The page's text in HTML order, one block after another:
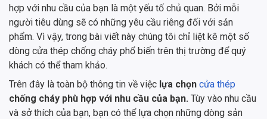
hợp với nhu cầu của bạn là một yếu tố chủ quan. Bởi mỗi
người tiêu dùng sẽ có những yêu cầu riêng đối với sản
phẩm. Vì vậy, trong bài viết này chúng tôi chỉ liệt kê một số
dòng cửa thép chống cháy phổ biến trên thị trường để quý
khách có thể tham khảo.
Trên đây là toàn bộ thông tin về việc lựa chọn cửa thép
chống cháy phù hợp với nhu cầu của bạn. Tùy vào nhu cầu
và sở thích của bạn, bạn có thể lựa chọn những dòng sản